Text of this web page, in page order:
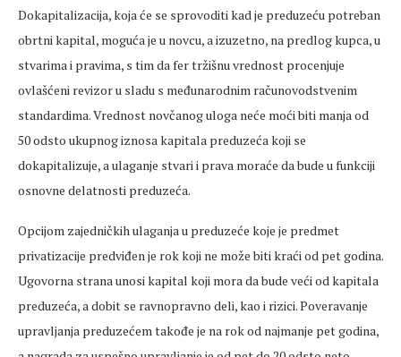
Dokapitalizacija, koja će se sprovoditi kad je preduzeću potreban
obrtni kapital, moguća je u novcu, a izuzetno, na predlog kupca, u
stvarima i pravima, s tim da fer tržišnu vrednost procenjuje
ovlašćeni revizor u sladu s međunarodnim računovodstvenim
standardima. Vrednost novčanog uloga neće moći biti manja od
50 odsto ukupnog iznosa kapitala preduzeća koji se
dokapitalizuje, a ulaganje stvari i prava moraće da bude u funkciji
osnovne delatnosti preduzeća.
Opcijom zajedničkih ulaganja u preduzeće koje je predmet
privatizacije predviđen je rok koji ne može biti kraći od pet godina.
Ugovorna strana unosi kapital koji mora da bude veći od kapitala
preduzeća, a dobit se ravnopravno deli, kao i rizici. Poveravanje
upravljanja preduzećem takođe je na rok od najmanje pet godina,